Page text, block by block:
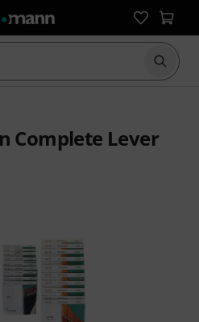
Börja
Complete Lever